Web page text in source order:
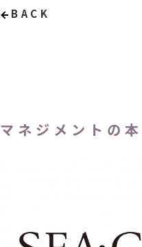
BACK
マネジメントの本